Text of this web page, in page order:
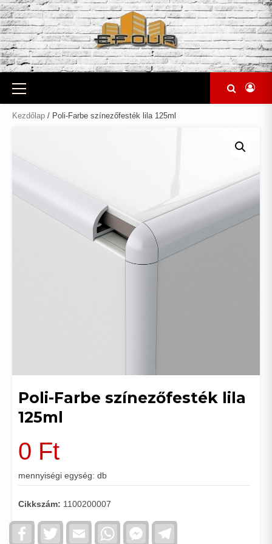
Skip
to
content
Primary
Menu
Kezdőlap / Poli-Farbe színezőfesték lila 125ml
Poli-Farbe színezőfesték lila
125ml
0 Ft
mennyiségi egység: db
Cikkszám: 1100200007
FacebookTwitter Email WhatsAppFacebook
Messenger